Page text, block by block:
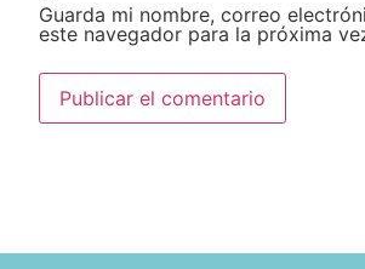
Guarda mi nombre, correo
este navegador para la próxima